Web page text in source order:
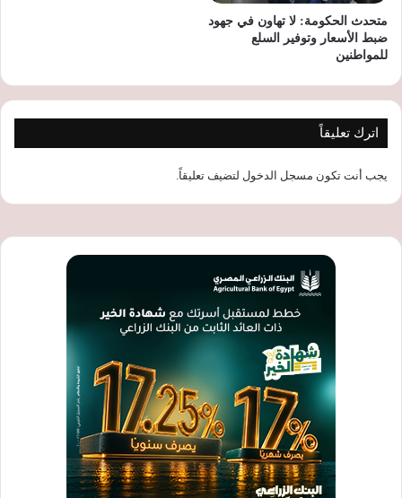
متحدث الحكومة: لا تهاون في جهود
ضبط الأسعار وتوفير السلع
للمواطنين
اترك تعليقاً
يجب أنت تكون مسجل الدخول لتضيف تعليقاً.